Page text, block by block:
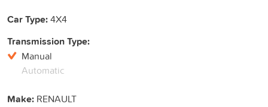
Car Type:4X4
Transmission Type:
Manual
Automatic
Make: RENAULT